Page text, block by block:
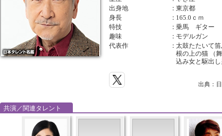
出身地
：東京都
身長
： 165.0ｃｍ
特技
：乗馬 ギター
趣味
： モデルガン
代表作
：太鼓たたいて
根の上の猫 （
込み女と駆出
出典：
共演／関連タレント